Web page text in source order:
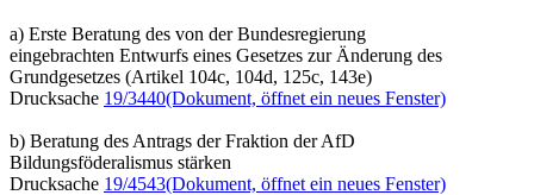
a) Erste Beratung des von der Bundesregierung
eingebrachten Entwurfs eines Gesetzes zur Änderung des
Grundgesetzes (Artikel 104c, 104d, 125c, 143e)
Drucksache 19/3440(Dokument, öffnet ein neues Fenster)
b) Beratung des Antrags der Fraktion der AfD
Bildungsföderalismus stärken
Drucksache 19/4543(Dokument, öffnet ein neues Fenster)